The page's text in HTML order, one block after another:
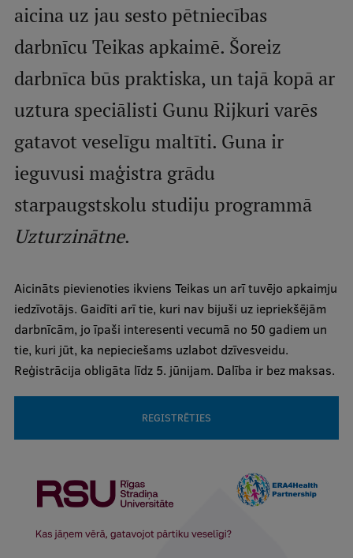
Doktorantūra
Praktiska informācija
Studiju norises vietas
Fakultātes
Mūsu cilvēki
Stratēģija
Vēsture un tradīcijas
RSU fonds
Aula
aicina uz jau sesto pētniecības
darbnīcu Teikas apkaimē. Šoreiz
darbnīca būs praktiska, un tajā kopā ar
uztura speciālisti Gunu Rijkuri varēs
gatavot veselīgu maltīti. Guna ir
ieguvusi maģistra grādu
starpaugstskolu studiju programmā
Uzturzinātne.
Aicināts pievienoties ikviens Teikas un arī tuvējo apkaimju
iedzīvotājs. Gaidīti arī tie, kuri nav bijuši uz iepriekšējām
darbnīcām, jo īpaši interesenti vecumā no 50 gadiem un
tie, kuri jūt, ka nepieciešams uzlabot dzīvesveidu.
Reģistrācija obligāta līdz 5. jūnijam. Dalība ir bez maksas.
REGISTRĒTIES